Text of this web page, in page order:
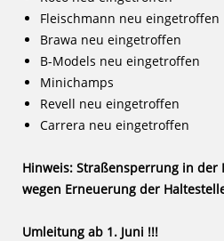
Fleischmann neu eingetroffen
Brawa neu eingetroffen
B-Models neu eingetroffen
Minichamps
Revell neu eingetroffen
Carrera neu eingetroffen
Hinweis: Straßensperrung in der
wegen Erneuerung der
Umleitung ab 1. Juni !!!